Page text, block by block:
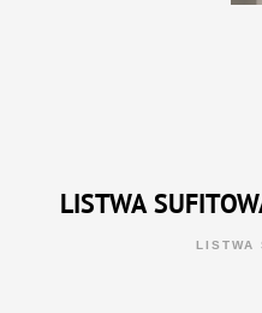
LISTWA
LISTWA